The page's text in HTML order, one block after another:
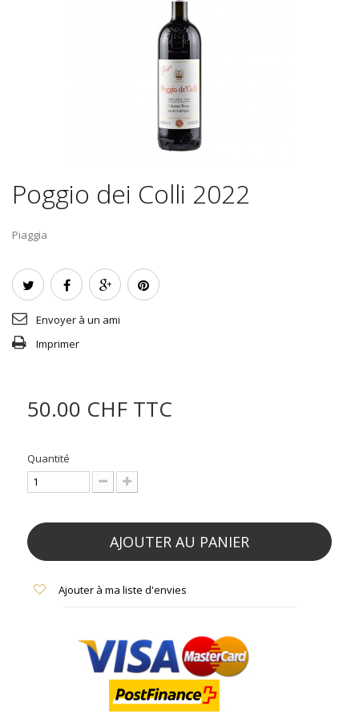
Poggio dei Colli 2022
Piaggia
Envoyer à un ami
Imprimer
50.00 CHF TTC
Quantité
AJOUTER AU PANIER
Ajouter à ma liste d'envies